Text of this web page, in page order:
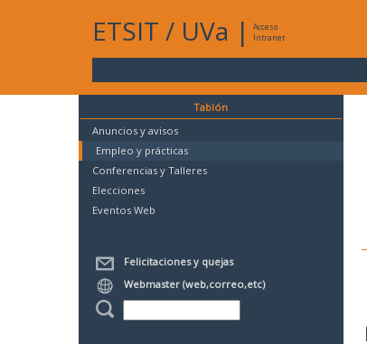
ETSIT / UVa |
Acceso
Intranet
Tablón
Anuncios y avisos
Empleo y prácticas
Conferencias y Talleres
Elecciones
Eventos Web
Felicitaciones y quejas
Webmaster (web,correo,etc)